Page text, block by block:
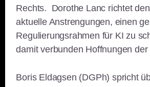
Rechts. Dorothe Lanc richtet
aktuelle Anstrengungen, einen
Regulierungsrahmen für KI zu
damit verbunden Hoffnungen
Boris Eldagsen (DGPh) spricht